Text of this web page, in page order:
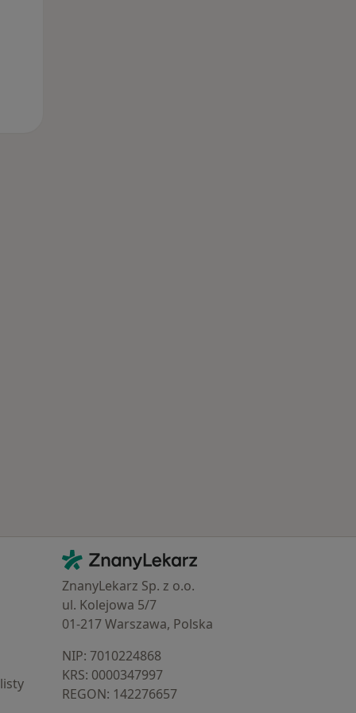
Kontakt
ZnanyLekarz - Strona główna
ZnanyLekarz Sp. z o.o.
ul. Kolejowa 5/7
01-217 Warszawa, Polska
NIP: ⁠7010224868
KRS: ⁠0000347997
REGON: ⁠142276657